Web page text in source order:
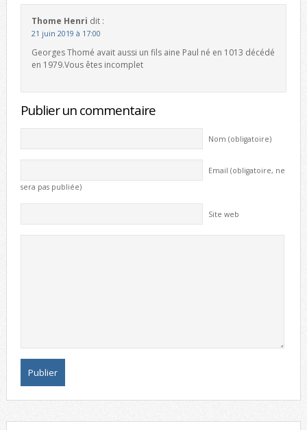
Thome Henri dit :
21 juin 2019 à 17:00
Georges Thomé avait aussi un fils aine Paul né en 1013 décédé
en 1979.Vous êtes incomplet
Publier un commentaire
Nom (obligatoire)
Email (obligatoire, ne
sera pas publiée)
Site web